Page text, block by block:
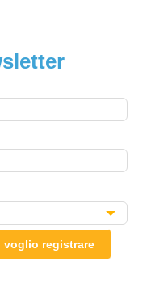
voglio registrare